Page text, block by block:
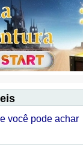
você pode achar